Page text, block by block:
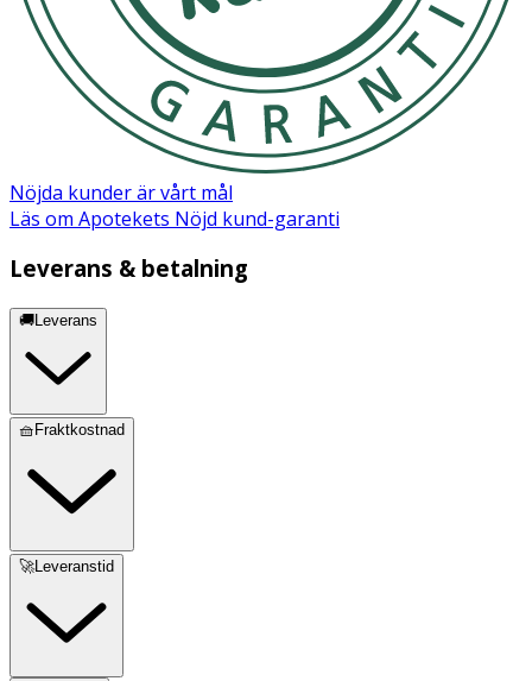
- Förvaras i normal rumstemperatur.
Innehåll
Verksamt ämne: Didecyldimethylammonium chloride
(DDAC, CAS: 7173-51-5): 2,25 g/kg, Alkyl (C12-
16)dimethylbenzylammonium chloride (ADBAC/BKC, CAS:
68424-85-1): 2,25 g/kg.
Säkerhetsdatablad (PDF)
Nöjda kunder är vårt mål
Läs om Apotekets Nöjd kund-garanti
Leverans & betalning
🚚Leverans
🧺Fraktkostnad
🚀Leveranstid